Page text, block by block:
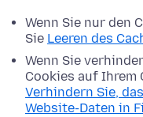
Wenn Sie nur den
Sie Leeren des
Wenn Sie
Cookies auf Ihrem
Verhindern Sie,
Website-Daten in